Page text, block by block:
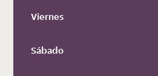
Viernes
Sábado